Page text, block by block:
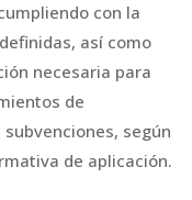
con la
así como
necesaria para
de
según
de aplicación.